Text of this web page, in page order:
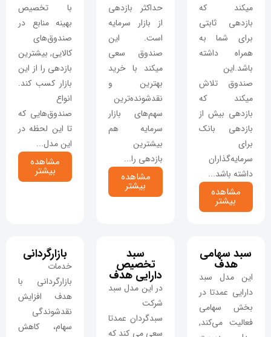
میکند که
بازدهی ثابتی
برای شما به
همراه داشته
باشد.این
صندوق تلاش
میکند که
بازدهی بیش از
بازدهی بانک
برای
سرمایه‌گذاران
داشته باشد...
مشاهده
بیشتر
حداکثر بازدهی
از بازار سرمایه
است. این
صندوق سعی
میکند با خرید
بهترین و
نقدشونده‌ترین
سهم‌های بازار
سرمایه هم
بیشترین
بازدهی را...
مشاهده
بیشتر
با تخصیص
بهینه منابع در
صندوق‌های
کالایی, بیشترین
بازدهی را از این
بازار کسب کند.
انواع
صندوق‌هایی که
تا این لحظه در
این مدل...
مشاهده
بیشتر
سبد سهامی
هدف
این مدل سبد
دارایی عمدتا در
بخش سهامی
فعالیت می‌کند,
سبد
تخصیص
دارایی هدف
در این مدل سبد
شرکت
سبدگردان عمدتا
سعی می کند که
بازارگردانی
خدمات
بازارگردانی با
هدف افزایش
نقدشوندگی
سهام، کاهش